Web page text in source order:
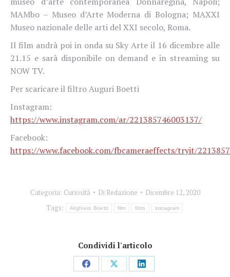
MAMbo – Museo d’Arte Moderna di Bologna; MAXXI
Museo nazionale delle arti del XXI secolo, Roma.
Il film andrà poi in onda su Sky Arte il 16 dicembre alle
21.15 e sarà disponibile on demand e in streaming su
NOW TV.
Per scaricare il filtro Auguri Boetti
Instagram:
https://www.instagram.com/ar/221385746003137/
Facebook:
https://www.facebook.com/fbcameraeffects/tryit/
Categoria: Curiosità Di Redazione
Dicembre 12, 2020
Tags:
Alighiero Boetti film filtro instagram
Condividi l'articolo
CondividiCondividiCondividi